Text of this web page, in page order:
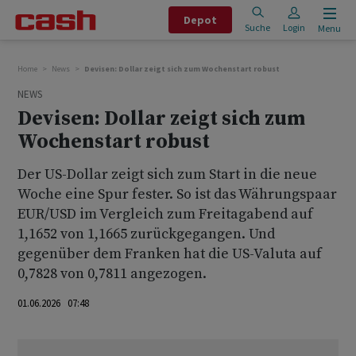
Depot
Suche Login Menu
Home News Devisen: Dollar zeigt sich zum Wochenstart robust
NEWS
Devisen: Dollar zeigt sich zum
Wochenstart robust
Der US-Dollar zeigt sich zum Start in die neue
Woche eine Spur fester. So ist das Währungspaar
EUR/USD im Vergleich zum Freitagabend auf
1,1652 von 1,1665 zurückgegangen. Und
gegenüber dem Franken hat die US-Valuta auf
0,7828 von 0,7811 angezogen.
01.06.2026 07:48